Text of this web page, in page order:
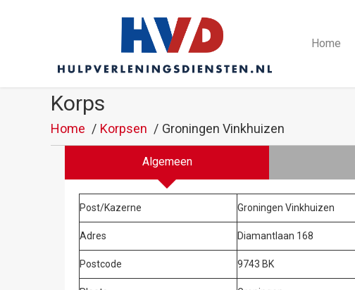
Home
Korps
Home Korpsen Groningen Vinkhuizen
Algemeen
Post/Kazerne Groningen Vinkhuizen
Adres Diamantlaan 168
Postcode 9743 BK